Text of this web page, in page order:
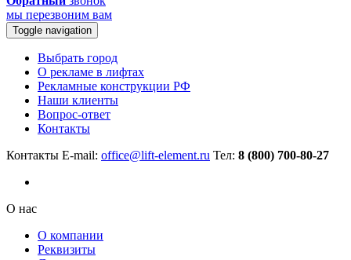
мы перезвоним вам
Toggle navigation
Выбрать город
О рекламе в лифтах
Рекламные конструкции РФ
Наши клиенты
Вопрос-ответ
Контакты
Контакты E-mail: office@lift-element.ru Тел: 8 (800) 700-80-27
О нас
О компании
Реквизиты